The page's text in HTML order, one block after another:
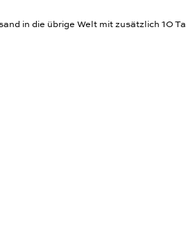
in die übrige Welt mit zusätzlich 10